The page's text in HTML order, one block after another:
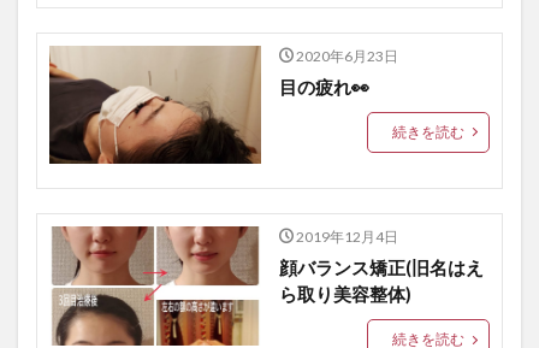
2020年6月23日
目の疲れ👀
続きを読む
2019年12月4日
顔バランス矯正(旧名はえ
ら取り美容整体)
続きを読む